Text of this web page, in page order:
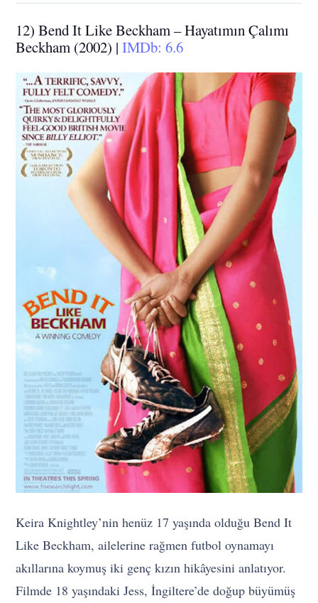
12) Bend It Like Beckham – Hayatımın Çalımı
Beckham (2002) |IMDb: 6.6
Keira Knightley’nin henüz 17 yaşında olduğu Bend It
Like Beckham, ailelerine rağmen futbol oynamayı
akıllarına koymuş iki genç kızın hikâyesini anlatıyor.
Filmde 18 yaşındaki Jess, İngiltere’de doğup büyümüş